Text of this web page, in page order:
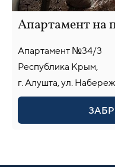
Апартамент на
Апартамент №34/3
Республика Крым,
г. Алушта, ул.